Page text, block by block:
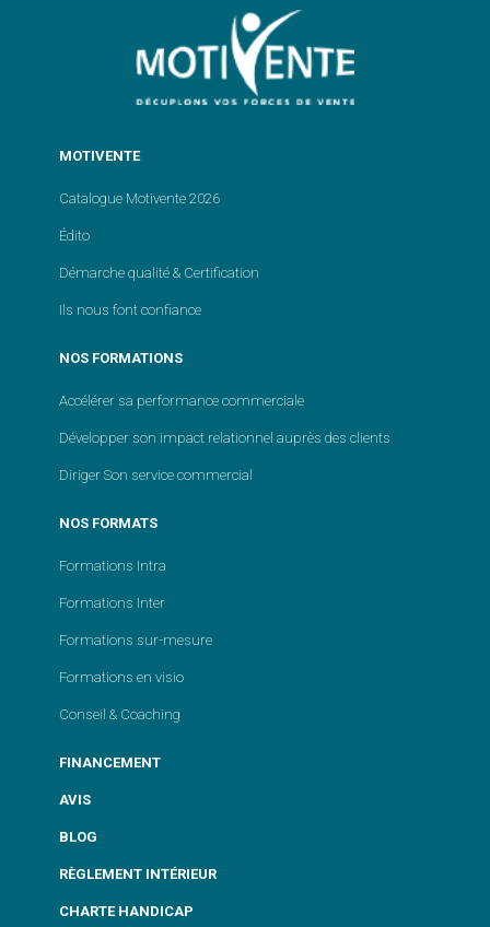
MOTIVENTE
Catalogue Motivente 2026
Édito
Démarche qualité & Certification
Ils nous font confiance
NOS FORMATIONS
Accélérer sa performance commerciale
Développer son impact relationnel auprès des clients
Diriger Son service commercial
NOS FORMATS
Formations Intra
Formations Inter
Formations sur-mesure
Formations en visio
Conseil & Coaching
FINANCEMENT
AVIS
BLOG
RÈGLEMENT INTÉRIEUR
CHARTE HANDICAP